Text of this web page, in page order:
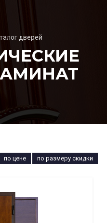
дверей
по цене по размеру скидки